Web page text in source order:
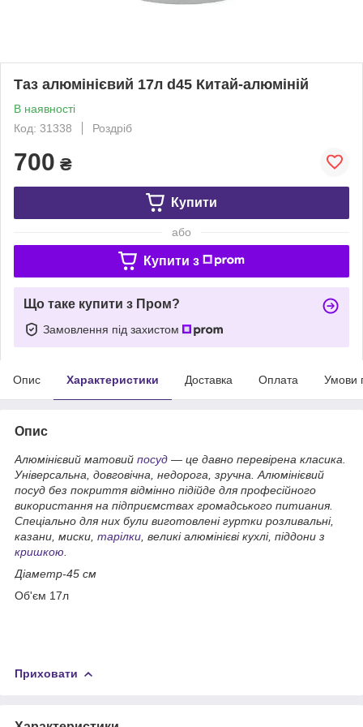
Таз алюмінієвий 17л d45 Китай-алюміній
В наявності
Код: 31338
Роздріб
700 ₴
Купити
або
Купити з
Що таке купити з Пром?
Замовлення під захистом
Опис Характеристики Доставка Оплата Умови
Опис
Алюмінієвий матовий посуд — це давно перевірена класика.
Універсальна, довговічна, недорога, зручна. Алюмінієвий
посуд без покриття відмінно підійде для професійного
використання на підприємствах громадського питиания.
Спеціально для них були виготовлені гуртки розливальні,
казани, миски, тарілки , великі алюмінієві кухлі, піддони з
кришкою
Діаметр-45 см
Об'єм 17л
Приховати